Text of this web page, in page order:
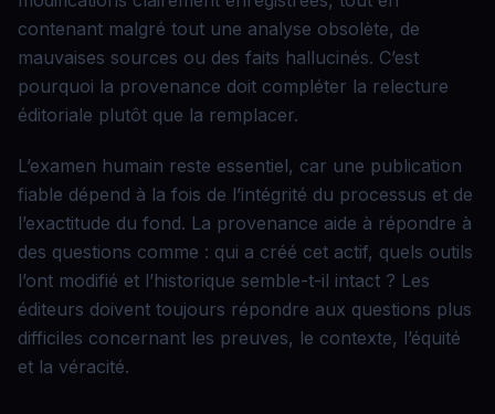
contenant malgré tout une analyse obsolète, de
mauvaises sources ou des faits hallucinés. C’est
pourquoi la provenance doit compléter la relecture
éditoriale plutôt que la remplacer.
L’examen humain reste essentiel, car une publication
fiable dépend à la fois de l’intégrité du processus et de
l’exactitude du fond. La provenance aide à répondre à
des questions comme : qui a créé cet actif, quels outils
l’ont modifié et l’historique semble-t-il intact ? Les
éditeurs doivent toujours répondre aux questions plus
difficiles concernant les preuves, le contexte, l’équité
et la véracité.